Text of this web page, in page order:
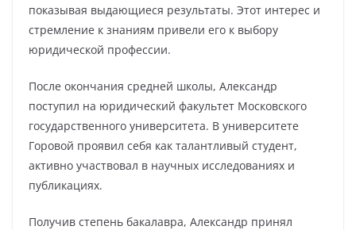
показывая выдающиеся результаты. Этот интерес и
стремление к знаниям привели его к выбору
юридической профессии.
После окончания средней школы, Александр
поступил на юридический факультет Московского
государственного университета. В университете
Горовой проявил себя как талантливый студент,
активно участвовал в научных исследованиях и
публикациях.
Получив степень бакалавра, Александр принял